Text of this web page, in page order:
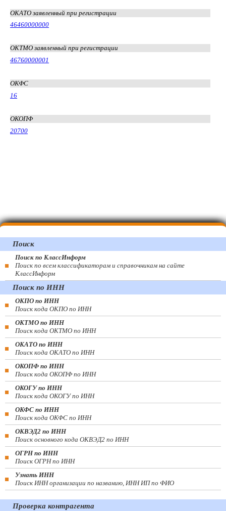
ОКАТО заявленный при регистрации
46460000000
ОКТМО заявленный при регистрации
46760000001
ОКФС
16
ОКОПФ
20700
Поиск
Поиск по КлассИнформ
Поиск по всем классификаторам и справочникам на сайте
КлассИнформ
Поиск по ИНН
ОКПО по ИНН
Поиск кода ОКПО по ИНН
ОКТМО по ИНН
Поиск кода ОКТМО по ИНН
ОКАТО по ИНН
Поиск кода ОКАТО по ИНН
ОКОПФ по ИНН
Поиск кода ОКОПФ по ИНН
ОКОГУ по ИНН
Поиск кода ОКОГУ по ИНН
ОКФС по ИНН
Поиск кода ОКФС по ИНН
ОКВЭД2 по ИНН
Поиск основного кода ОКВЭД2 по ИНН
ОГРН по ИНН
Поиск ОГРН по ИНН
Узнать ИНН
Поиск ИНН организации по названию, ИНН ИП по ФИО
Проверка контрагента